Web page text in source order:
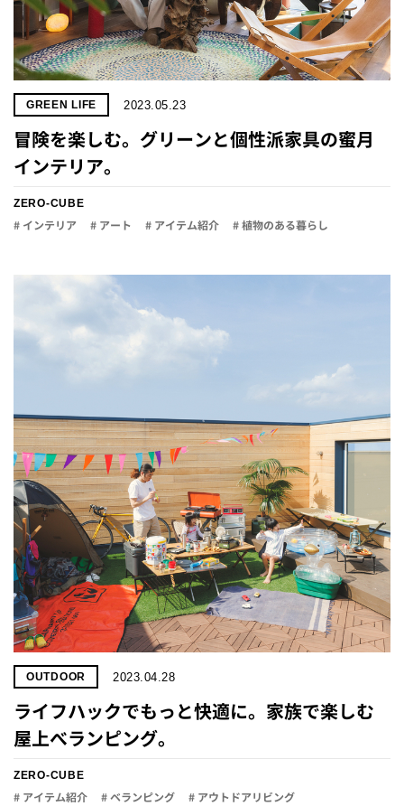
GREEN LIFE 2023.05.23
冒険を楽しむ。グリーンと個性派家具の蜜月
インテリア。
ZERO-CUBE
# インテリア # アート # アイテム紹介 # 植物のある暮らし
OUTDOOR 2023.04.28
ライフハックでもっと快適に。家族で楽しむ
屋上べランピング。
ZERO-CUBE
# アイテム紹介 # ベランピング # アウトドアリビング